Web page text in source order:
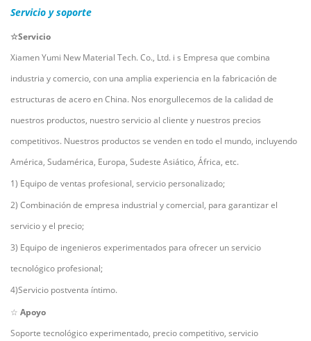
Servicio y soporte
☆Servicio
Xiamen Yumi New Material Tech. Co., Ltd. i s Empresa que combina
industria y comercio, con una amplia experiencia en la fabricación de
estructuras de acero en China. Nos enorgullecemos de la calidad de
nuestros productos, nuestro servicio al cliente y nuestros precios
competitivos. Nuestros productos se venden en todo el mundo, incluyendo
América, Sudamérica, Europa, Sudeste Asiático, África, etc.
1) Equipo de ventas profesional, servicio personalizado;
2) Combinación de empresa industrial y comercial, para garantizar el
servicio y el precio;
3) Equipo de ingenieros experimentados para ofrecer un servicio
tecnológico profesional;
4)Servicio postventa íntimo.
☆ Apoyo
Soporte tecnológico experimentado, precio competitivo, servicio